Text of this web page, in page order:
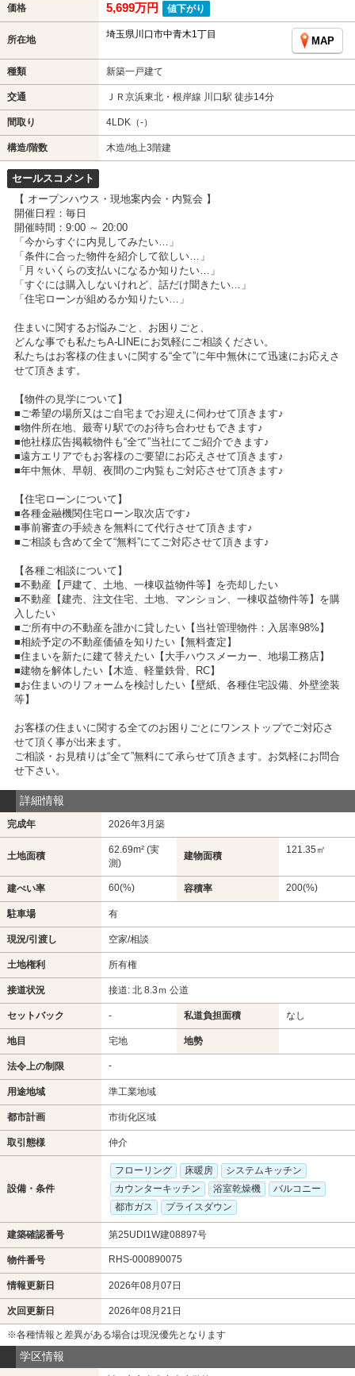
価格 5,699万円 値下がり
所在地 埼玉県川口市中青木1丁目
MAP
種類 新築一戸建て
交通 ＪＲ京浜東北・根岸線 川口駅 徒歩14分
間取り 4LDK（-）
構造/階数 木造/地上3階建
セールスコメント
【 オープンハウス・現地案内会・内覧会 】
開催日程：毎日
開催時間：9:00 ～ 20:00
「今からすぐに内見してみたい…」
「条件に合った物件を紹介して欲しい…」
「月々いくらの支払いになるか知りたい…」
「すぐには購入しないけれど、話だけ聞きたい…」
「住宅ローンが組めるか知りたい…」
住まいに関するお悩みごと、お困りごと、
どんな事でも私たちA-LINEにお気軽にご相談ください。
私たちはお客様の住まいに関する“全て”に年中無休にて迅速にお応えさ
せて頂きます。
【物件の見学について】
■ご希望の場所又はご自宅までお迎えに伺わせて頂きます♪
■物件所在地、最寄り駅でのお待ち合わせもできます♪
■他社様広告掲載物件も“全て”当社にてご紹介できます♪
■遠方エリアでもお客様のご要望にお応えさせて頂きます♪
■年中無休、早朝、夜間のご内覧もご対応させて頂きます♪
【住宅ローンについて】
■各種金融機関住宅ローン取次店です♪
■事前審査の手続きを無料にて代行させて頂きます♪
■ご相談も含めて全て“無料”にてご対応させて頂きます♪
【各種ご相談について】
■不動産【戸建て、土地、一棟収益物件等】を売却したい
■不動産【建売、注文住宅、土地、マンション、一棟収益物件等】を購
入したい
■ご所有中の不動産を誰かに貸したい【当社管理物件：入居率98%】
■相続予定の不動産価値を知りたい【無料査定】
■住まいを新たに建て替えたい【大手ハウスメーカー、地場工務店】
■建物を解体したい【木造、軽量鉄骨、RC】
■お住まいのリフォームを検討したい【壁紙、各種住宅設備、外壁塗装
等】
お客様の住まいに関する全てのお困りごとにワンストップでご対応さ
せて頂く事が出来ます。
ご相談・お見積りは“全て”無料にて承らせて頂きます。お気軽にお問合
せ下さい。
詳細情報
完成年 2026年3月築
土地面積
62.69m² (実
測)
建物面積
121.35㎡
建ぺい率 60(%) 容積率 200(%)
駐車場 有
現況/引渡し 空家/相談
土地権利 所有権
接道状況 接道: 北 8.3ｍ 公道
セットバック - 私道負担面積 なし
地目 宅地 地勢
法令上の制限 -
用途地域 準工業地域
都市計画 市街化区域
取引態様 仲介
設備・条件
フローリング 床暖房
システムキッチン
カウンターキッチン
浴室乾燥機
バルコニー
都市ガス
プライスダウン
建築確認番号 第25UDI1W建08897号
物件番号 RHS-000890075
情報更新日 2026年08月07日
次回更新日 2026年08月21日
※各種情報と差異がある場合は現況優先となります
学区情報